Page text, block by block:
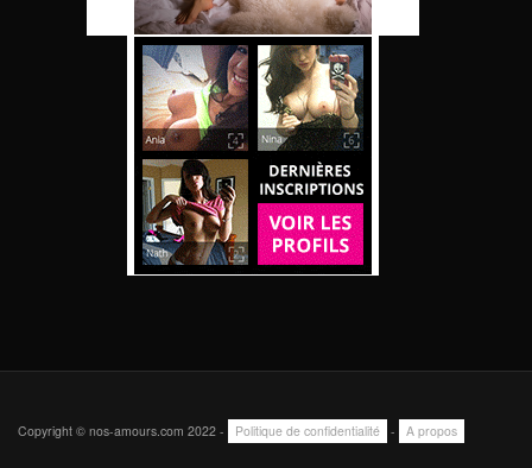
Copyright © nos-amours.com 2022 - Politique de confidentialité - A propos